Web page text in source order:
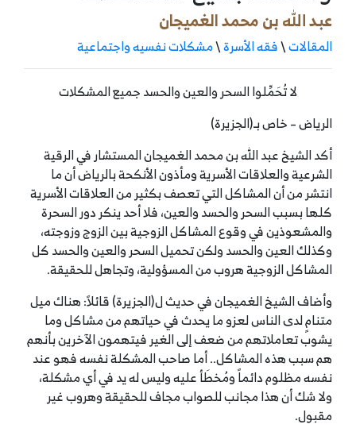
عبد الله بن محمد الغميجان
المقالات\فقه الأسرة\مشكلات نفسيه واجتماعية
لا تُحَمِّلوا السحر والعين والحسد جميع المشكلات
الرياض – خاص بـ(الجزيرة)
أكد الشيخ عبد الله بن محمد الغميجان المستشار في الرقية
الشرعية والعلاقات الأسرية ومأذون الأنكحة بالرياض أن ما
انتشر من أن المشاكل التي تعصف بكثير من العلاقات الأسرية
كلها بسبب السحر والحسد والعين، فلا أحد ينكر دور السحرة
والمشعوذين في وقوع المشاكل الزوجية بين الزوج وزوجته،
وكذلك العين والحسد ولكن تحميل السحر والعين والحسد كل
المشاكل الزوجية هروب من المسؤولية، وتجاهل للحقيقة.
وأضاف الشيخ الغميجان في حديث ل(الجزيرة) قائلاً: هناك ميل
متنامٍ لدى الناس لعزو ما يحدث في حياتهم من مشاكل وما
يشوب تعاملاتهم من ضعف إلى الغير فيتهمون الآخرين بأنهم
هم سبب هذه المشاكل.. أما صاحب المشكلة نفسه فهو عند
نفسه مظلوم دائماً ومُخطَأ عليه وليس له يد في أي مشكلة،
ولا شك أن هذا مجانب للصواب مجاف للحقيقة وهروب غير
مقبول.